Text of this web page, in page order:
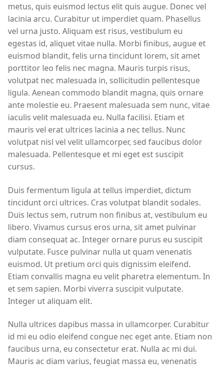
metus, quis euismod lectus elit quis augue. Donec vel
lacinia arcu. Curabitur ut imperdiet quam. Phasellus
vel urna justo. Aliquam est risus, vestibulum eu
egestas id, aliquet vitae nulla. Morbi finibus, augue et
euismod blandit, felis urna tincidunt lorem, sit amet
porttitor leo felis nec magna. Mauris turpis risus,
volutpat nec malesuada in, sollicitudin pellentesque
ligula. Aenean commodo blandit magna, quis ornare
ante molestie eu. Praesent malesuada sem nunc, vitae
iaculis velit malesuada eu. Nulla facilisi. Etiam et
mauris vel erat ultrices lacinia a nec tellus. Nunc
volutpat nisl vel velit ullamcorper, sed faucibus dolor
malesuada. Pellentesque et mi eget est suscipit
cursus.
Duis fermentum ligula at tellus imperdiet, dictum
tincidunt orci ultrices. Cras volutpat blandit sodales.
Duis lectus sem, rutrum non finibus at, vestibulum eu
libero. Vivamus cursus eros urna, sit amet pulvinar
diam consequat ac. Integer ornare purus eu suscipit
vulputate. Fusce pulvinar nulla ut quam venenatis
euismod. Ut pretium orci quis dignissim eleifend.
Etiam convallis magna eu velit pharetra elementum. In
et sem sapien. Morbi viverra suscipit vulputate.
Integer ut aliquam elit.
Nulla ultrices dapibus massa in ullamcorper. Curabitur
id mi eu odio eleifend congue nec eget ante. Etiam non
faucibus urna, eu consectetur erat. Nulla ac mi dui.
Mauris ac diam varius, feugiat massa eu, venenatis